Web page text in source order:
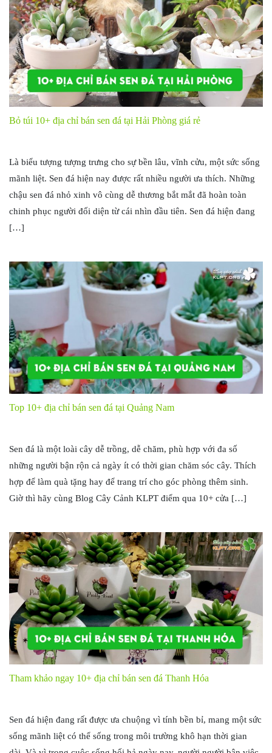
Bỏ túi 10+ địa chỉ bán sen đá tại Hải Phòng giá rẻ
Là biểu tượng tượng trưng cho sự bền lâu, vĩnh cửu, một sức sống
mãnh liệt. Sen đá hiện nay được rất nhiều người ưa thích. Những
chậu sen đá nhỏ xinh vô cùng dễ thương bắt mắt đã hoàn toàn
chinh phục người đối diện từ cái nhìn đầu tiên. Sen đá hiện đang
[…]
Top 10+ địa chỉ bán sen đá tại Quảng Nam
Sen đá là một loài cây dễ trồng, dễ chăm, phù hợp với đa số
những người bận rộn cả ngày ít có thời gian chăm sóc cây. Thích
hợp để làm quà tặng hay để trang trí cho góc phòng thêm sinh.
Giờ thì hãy cùng Blog Cây Cảnh KLPT điểm qua 10+ cửa […]
Tham khảo ngay 10+ địa chỉ bán sen đá Thanh Hóa
Sen đá hiện đang rất được ưa chuộng vì tính bền bỉ, mang một sức
sống mãnh liệt có thể sống trong môi trường khô hạn thời gian